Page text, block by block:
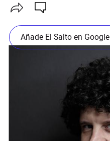
Añade El Salto en Google